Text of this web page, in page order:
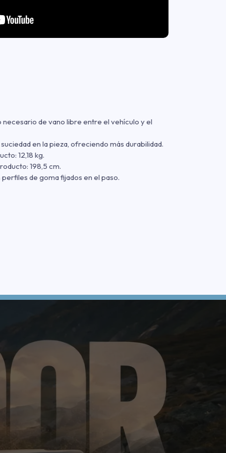
de vano libre entre el vehículo y el
en la pieza, ofreciendo más durabilidad.
12,18 kg.
198,5 cm.
de goma fijados en el paso.